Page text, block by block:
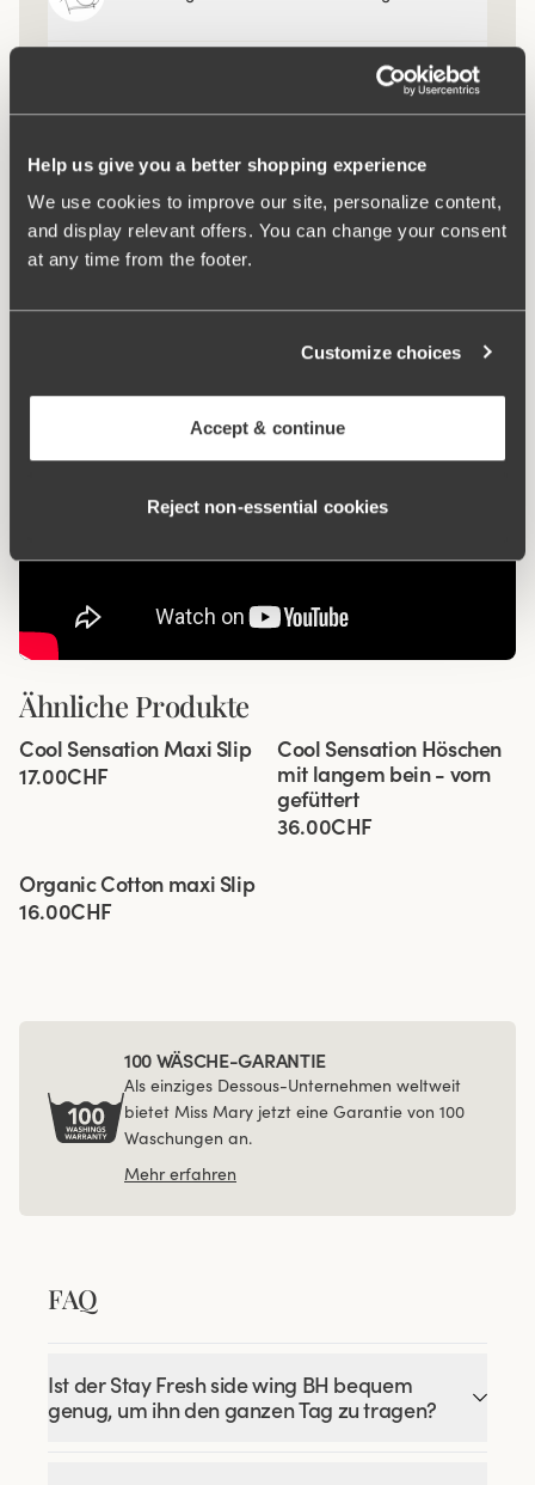
Help us give you a better shopping experience
We use cookies to improve our site, personalize content,
and display relevant offers. You can change your consent
at any time from the footer.
Customize choices
Accept & continue
Reject non‑essential cookies
Ähnliche Produkte
4 für 3
Cool Sensation Maxi Slip
17.00CHF
4 für 3 Vorn gefüttert
Cool Sensation Höschen
mit langem bein - vorn
gefüttert
36.00CHF
4 für 3 Neue Farbe
Organic Cotton maxi Slip
16.00CHF
100 WÄSCHE-GARANTIE
Als einziges Dessous-Unternehmen weltweit
bietet Miss Mary jetzt eine Garantie von 100
Waschungen an.
Mehr erfahren
FAQ
Ist der Stay Fresh side wing BH bequem
genug, um ihn den ganzen Tag zu tragen?